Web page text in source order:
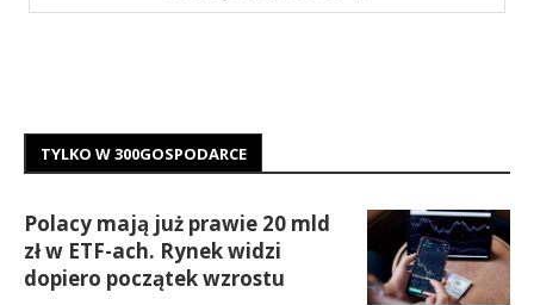
TYLKO W 300GOSPODARCE
Polacy mają już prawie 20 mld
zł w ETF-ach. Rynek widzi
dopiero początek wzrostu